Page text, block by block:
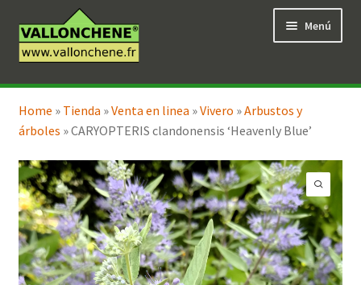
a
la
al
contenido
Menú
Tienda en línea
Home » Tienda »Venta en linea »Vivero »Arbustos y
árboles »CARYOPTERIS clandonensis ‘Heavenly Blue’